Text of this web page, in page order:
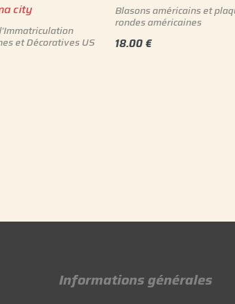
city
et Décoratives US
Blasons américains et
rondes américaines
18.00€
Informations générales